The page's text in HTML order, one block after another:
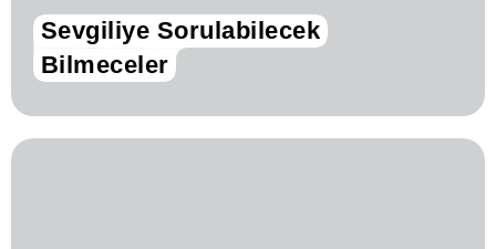
Sevgiliye Sorulabilecek
Bilmeceler